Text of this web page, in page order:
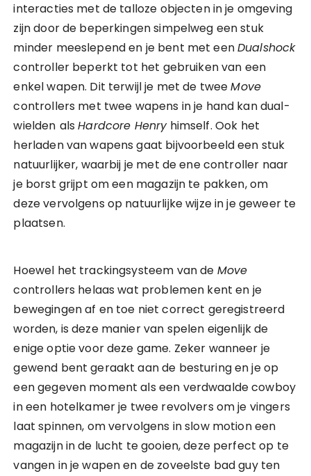
interacties met de talloze objecten in je omgeving
zijn door de beperkingen simpelweg een stuk
minder meeslepend en je bent met eenDualshock
controller beperkt tot het gebruiken van een
enkel wapen. Dit terwijl je met de tweeMove
controllers met twee wapens in je hand kan dual-
wielden alsHardcore Henryhimself. Ook het
herladen van wapens gaat bijvoorbeeld een stuk
natuurlijker, waarbij je met de ene controller naar
je borst grijpt om een magazijn te pakken, om
deze vervolgens op natuurlijke wijze in je geweer te
plaatsen.
Hoewel het trackingsysteem van de Move
controllers helaas wat problemen kent en je
bewegingen af en toe niet correct geregistreerd
worden, is deze manier van spelen eigenlijk de
enige optie voor deze game. Zeker wanneer je
gewend bent geraakt aan de besturing en je op
een gegeven moment als een verdwaalde cowboy
in een hotelkamer je twee revolvers om je vingers
laat spinnen, om vervolgens in slow motion een
magazijn in de lucht te gooien, deze perfect op te
vangen in je wapen en de zoveelste bad guy ten